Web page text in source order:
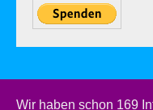
Wir haben schon 169